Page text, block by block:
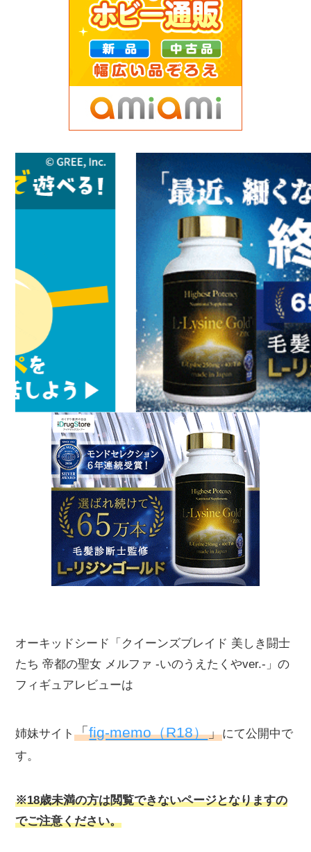
オーキッドシード「クイーンズブレイド 美しき闘士
たち 帝都の聖女 メルファ -いのうえたくやver.-」の
フィギュアレビューは
姉妹サイト「fig-memo（R18）」にて公開中で
す。
※18歳未満の方は閲覧できないページとなりますの
でご注意ください。